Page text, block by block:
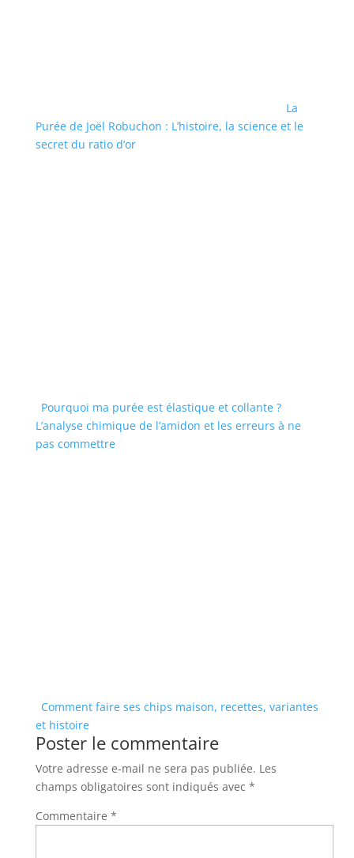
La
Purée de Joël Robuchon : L’histoire, la science et le
secret du ratio d’or
Pourquoi ma purée est élastique et collante ?
L’analyse chimique de l’amidon et les erreurs à ne
pas commettre
Comment faire ses chips maison, recettes, variantes
et histoire
Poster le commentaire
Votre adresse e-mail ne sera pas publiée. Les
champs obligatoires sont indiqués avec *
Commentaire *